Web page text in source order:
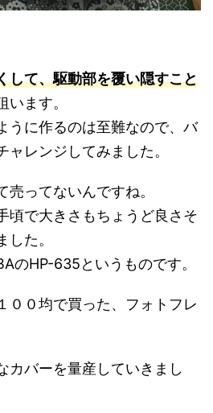
して、駆動部を覆い隠すこと
います。
うに作るのは至難なので、バ
レンジしてみました。
ってないんですね。
頃で大きさもちょうど良さそ
した。
のHP-635というものです。
００均で買った、フォトフレ
カバーを量産していきまし